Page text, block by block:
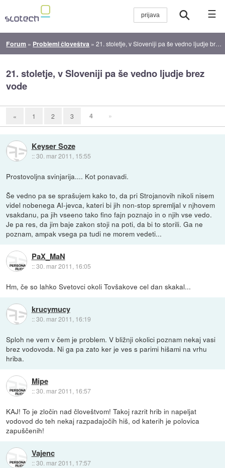
☰
Forum » Problemi človeštva »21. stoletje, v Sloveniji pa še vedno ljudje brez vode
21. stoletje, v Sloveniji pa še vedno ljudje brez
vode
« 1 2 3 4 »
Keyser Soze
::30. mar 2011, 15:55
Prostovoljna svinjarija.... Kot ponavadi.
Še vedno pa se sprašujem kako to, da pri Strojanovih nikoli nisem
videl nobenega AI-jevca, kateri bi jih non-stop spremljal v njhovem
vsakdanu, pa jih vseeno tako fino fajn poznajo in o njih vse vedo.
Je pa res, da jim baje zakon stoji na poti, da bi to storili. Ga ne
poznam, ampak vsega pa tudi ne morem vedeti...
PaX_MaN
::30. mar 2011, 16:05
Hm, če so lahko Svetovci okoli Tovšakove cel dan skakal...
krucymucy
::30. mar 2011, 16:19
Sploh ne vem v čem je problem. V bližnji okolici poznam nekaj vasi
brez vodovoda. Ni ga pa zato ker je ves s parimi hišami na vrhu
hriba.
Mipe
::30. mar 2011, 16:57
KAJ! To je zločin nad človeštvom! Takoj razrit hrib in napeljat
vodovod do teh nekaj razpadajočih hiš, od katerih je polovica
zapuščenih!
Vajenc
::30. mar 2011, 17:57